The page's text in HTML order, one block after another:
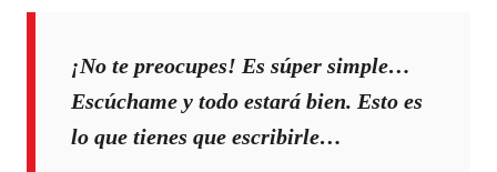
¡No te preocupes! Es súper simple…
Escúchame y todo estará bien. Esto es
lo que tienes que escribirle…